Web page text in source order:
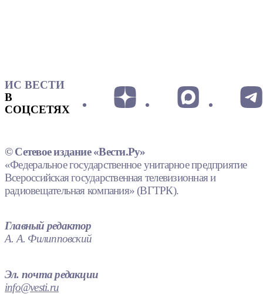
ИС ВЕСТИ
В
СОЦСЕТЯХ
© Сетевое издание «Вести.Ру»
«Федеральное государственное унитарное предприятие
Всероссийская государственная телевизионная и
радиовещательная компания» (ВГТРК).
Главный редактор
А. А. Филипповский
Эл. почта редакции
info@vesti.ru